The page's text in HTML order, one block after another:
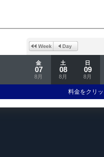
金
07
8月
土
08
8月
日
09
8月
料金をクリ